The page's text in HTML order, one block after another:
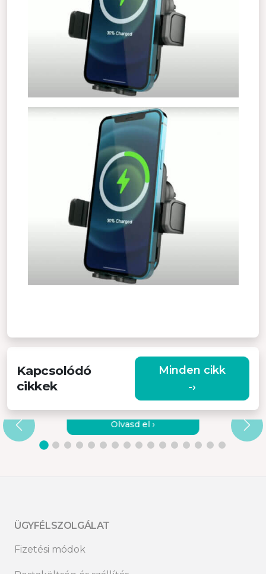
Kapcsolódó
cikkek
Minden cikk
-›
RENDKÍVÜL HORDOZHATÓ AUTÓS
ÉS HÁZTARTÁSI PORSZÍVÓ
Olvasd el ›
ÜGYFÉLSZOLGÁLAT
Fizetési módok